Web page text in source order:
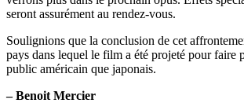
seront assurément au rendez-vous.
Soulignions que la conclusion de cet
pays dans lequel le film a été projeté pour faire
public américain que japonais.
– Benoit Mercier